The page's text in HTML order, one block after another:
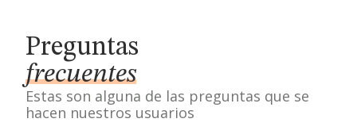
Preguntas
frecuentes
Estas son alguna de las preguntas que se
hacen nuestros usuarios